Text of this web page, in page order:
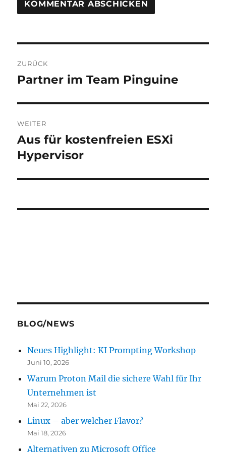
ZURÜCK
Vorheriger
Partner im Team Pinguine
WEITER
Nächster
Beitrag:
Aus für kostenfreien ESXi
Hypervisor
BLOG/NEWS
Neues Highlight: KI Prompting Workshop
Juni 10, 2026
Warum Proton Mail die sichere Wahl für Ihr
Unternehmen ist
Mai 22, 2026
Linux – aber welcher Flavor?
Mai 18, 2026
Alternativen zu Microsoft Office